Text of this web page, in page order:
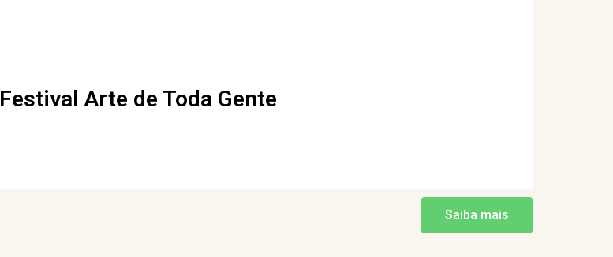
Festival Arte de Toda Gente
Saiba mais